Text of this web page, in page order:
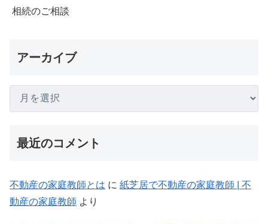
相続のご相談
アーカイブ
最近のコメント
不動産の家庭教師とは に 紙芝居で不動産の家庭教師 | 不
動産の家庭教師 より